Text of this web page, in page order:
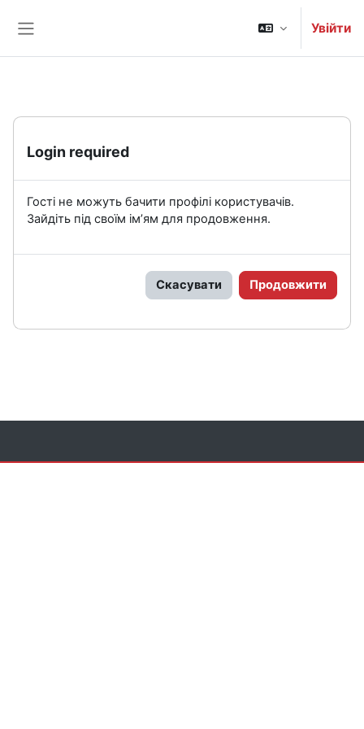
Увійти
Login required
Гості не можуть бачити профілі користувачів.
Зайдіть під своїм ім’ям для продовження.
Скасувати Продовжити